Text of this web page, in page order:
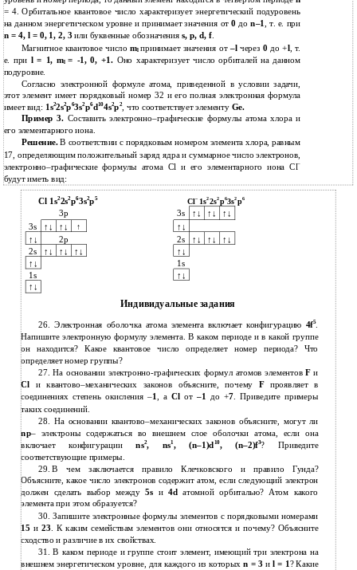
= 4. Орбитальное квантовое число характеризует энергетический подуровень
на данном энергетическом уровне и принимает значения от0доn–1, т. е. при
n = 4, l = 0, 1, 2, 3или буквенные обозначения s, p, d, f.
Магнитное квантовое число mlпринимает значения от –l через 0 до +l, т.
е. при l = 1, ml= -1,0, +1. Оно характеризует число орбиталей на данном
подуровне.
Согласно электронной формуле атома, приведенной в условии задачи,
этот элемент имеет порядковый номер 32 и его полная электронная формула
имеет вид: 1s22s2p63s2p6d104s2p2, что соответствует элементу Ge.
Пример 3. Составить электронно–графические формулы атома хлора и
его элементарного иона.
Решение.В соответствии с порядковым номером элемента хлора, равным
17, определяющим положительный заряд ядра и суммарное число электронов,
электронно–графические формулы атома Cl и его элементарного иона Cl–
будут иметь вид:
Cl 1s22s2p63s2p5 Cl– 1s22s2p63s2p6
3p 3s ↑↓ ↑↓ ↑↓
3s ↑↓ ↑↓ ↑ ↑↓
↑↓ 2p 2s ↑↓ ↑↓
↑↓
2s
↑↓ ↑↓ ↑↓
↑↓
↑↓
1s
1s
↑↓
↑↓
Индивидуальные задания
26. Электронная оболочка атома элемента включает конфигурацию 4f5.
Напишите электронную формулу элемента. В каком периоде и в какой группе
он находится? Какое квантовое число определяет номер периода? Что
определяет номер группы?
27. На основании электронно-графических формул атомов элементовFи
Cl и квантово–механических законов объясните, почему F проявляет в
соединениях степень окисления –1, аClот–1 до +7. Приведите примеры
таких соединений.
28. На основании квантово–механических законов объясните, могут ли
np– электроны содержаться во внешнем слое оболочки атома, если она
включает конфигурацииns2, ns1,(n–1)d10, (n–2)f3? Приведите
соответствующие примеры.
29. В чем заключается правило Клечковского и правило Гунда?
Объясните, какое число электронов содержит атом, если следующий электрон
должен сделать выбор между5s и 4dатомной орбиталью? Атом какого
элемента при этом образуется?
30.
Запишите электронные формулы элементов с порядковыми номерами
15и23 . К каким семействам элементов они относятся и почему? Объясните
сходство и различие в их свойствах.
31. В каком периоде и группе стоит элемент, имеющий три электрона на
внешнем энергетическом уровне, для каждого из которыхn = 3иl = 1? Какие